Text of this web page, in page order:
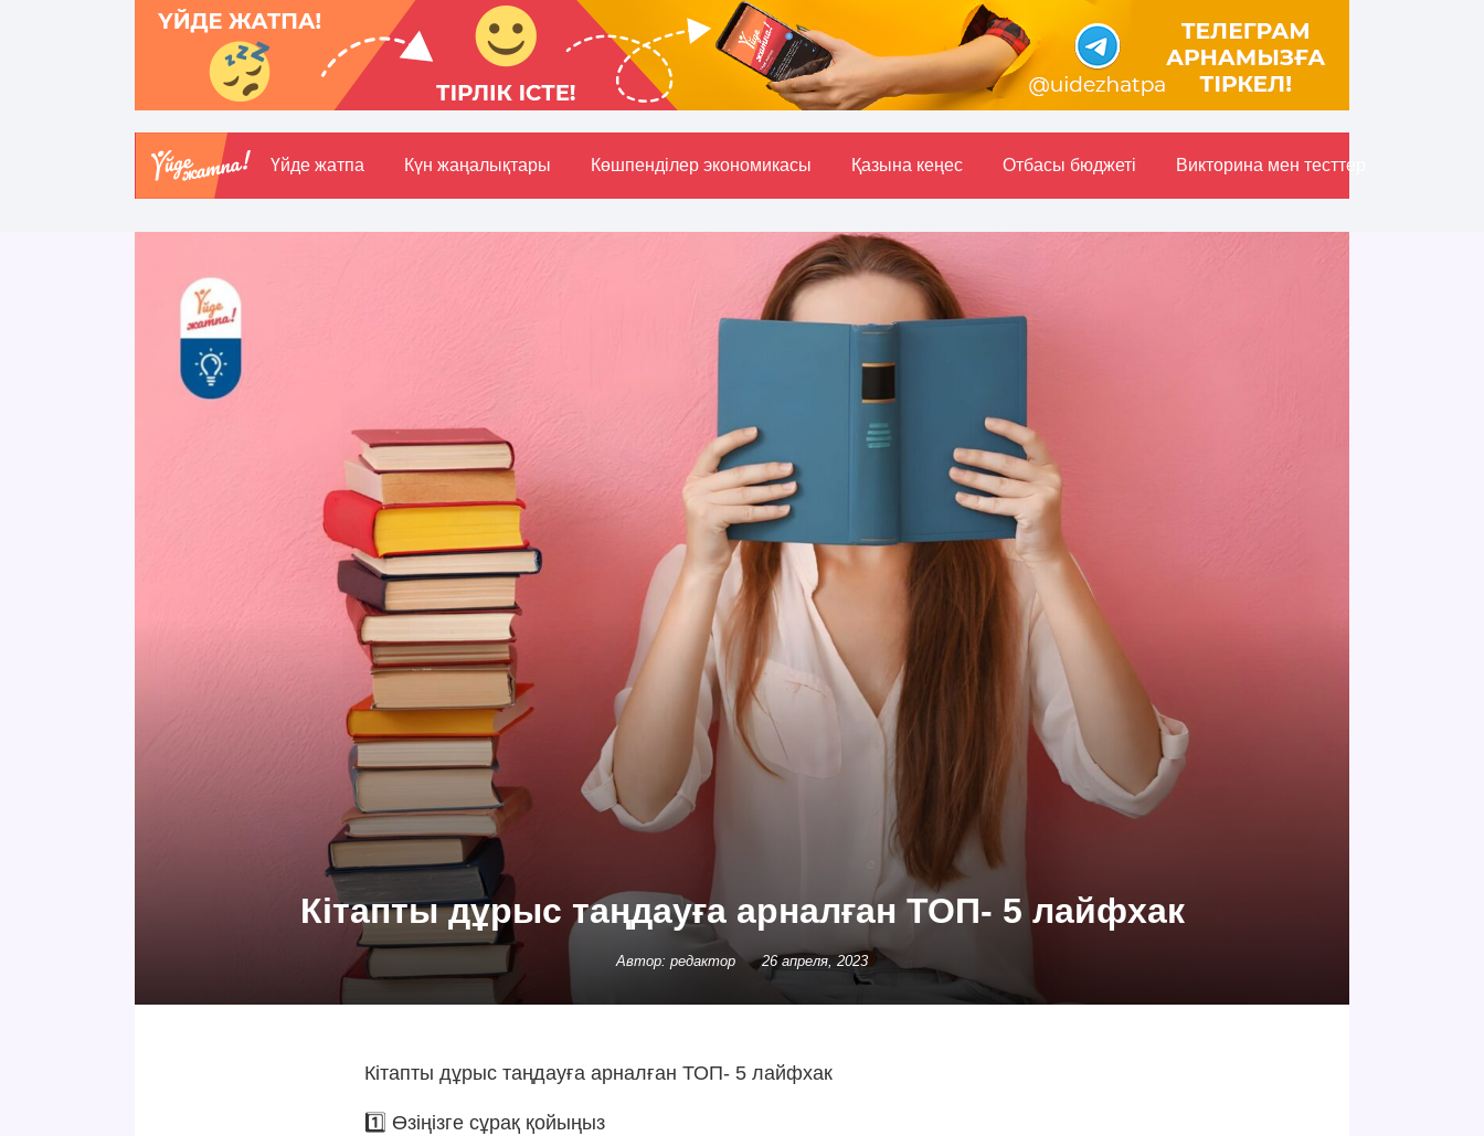
Үйде жатпа Күн жаңалықтары Көшпенділер экономикасы Қазына кеңес Отбасы бюджетi Викторина мен тесттер
Кітапты дұрыс таңдауға арналған ТОП- 5 лайфхак
Автор: редактор 26 апреля, 2023
Кітапты дұрыс таңдауға арналған ТОП- 5 лайфхак
1️⃣ Өзіңізге сұрақ қойыңыз